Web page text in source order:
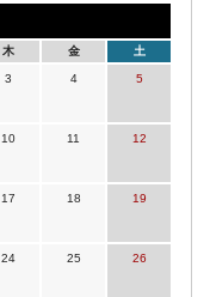
木 金 土
3 4 5
10 11 12
17 18 19
24 25 26